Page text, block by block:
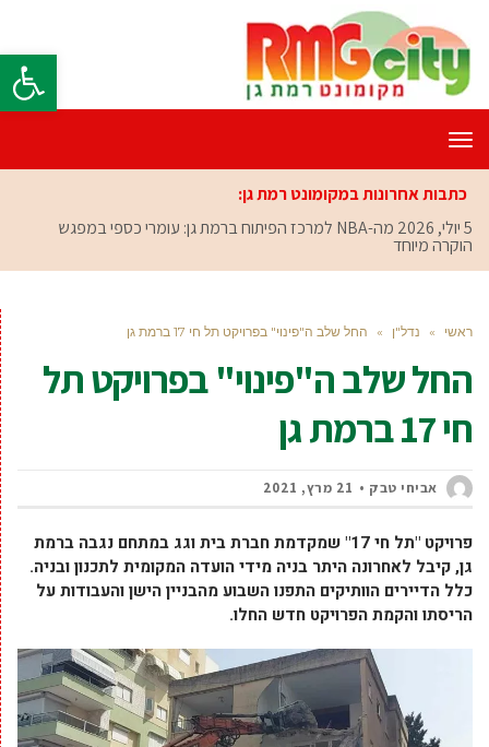
פתח
תפריט
כתבות אחרונות במקומונט רמת גן:
5 יולי, 2026
מה-NBA למרכז הפיתוח ברמת גן: עומרי כספי במפגש
הוקרה מיוחד
ראשי » נדל"ן » החל שלב ה"פינוי" בפרויקט תל חי 17 ברמת גן
החל שלב ה"פינוי" בפרויקט תל
חי 17 ברמת גן
אביחי טבק 21 מרץ, 2021
פרויקט "תל חי 17" שמקדמת חברת בית וגג במתחם נגבה ברמת
גן, קיבל לאחרונה היתר בניה מידי הועדה המקומית לתכנון ובניה.
כלל הדיירים הוותיקים התפנו השבוע מהבניין הישן והעבודות על
הריסתו והקמת הפרויקט חדש החלו.